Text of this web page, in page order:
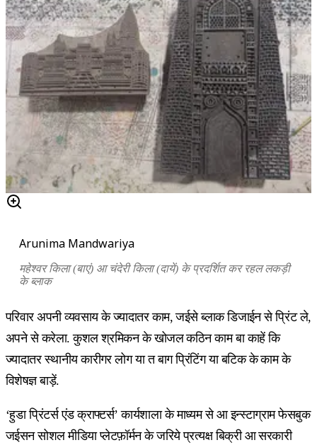
Arunima Mandwariya
महेश्वर किला (बाएं) आ चंदेरी किला (दायें) के प्रदर्शित कर रहल लकड़ी
के ब्लाक
परिवार अपनी व्यवसाय के ज्यादातर काम, जईसे ब्लाक डिजाईन से प्रिंट ले,
अपने से करेला. कुशल श्रमिकन के खोजल कठिन काम बा काहें कि
ज्यादातर स्थानीय कारीगर लोग या त बाग प्रिंटिंग या बटिक के काम के
विशेषज्ञ बाड़ें.
‘हुडा प्रिंटर्स एंड क्राफ्टर्स’ कार्यशाला के माध्यम से आ इन्स्टाग्राम फेसबुक
जईसन सोशल मीडिया प्लेटफ़ॉर्मन के जरिये प्रत्यक्ष बिक्री आ सरकारी